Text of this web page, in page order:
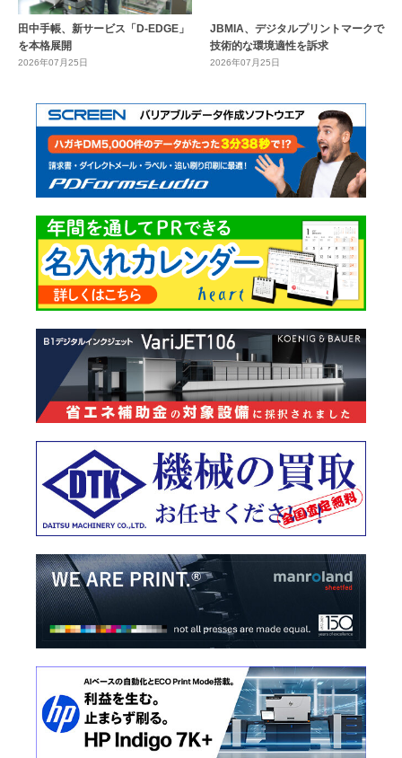
田中手帳、新サービス「D-EDGE」
を本格展開
2026年07月25日
JBMIA、デジタルプリントマークで
技術的な環境適性を訴求
2026年07月25日